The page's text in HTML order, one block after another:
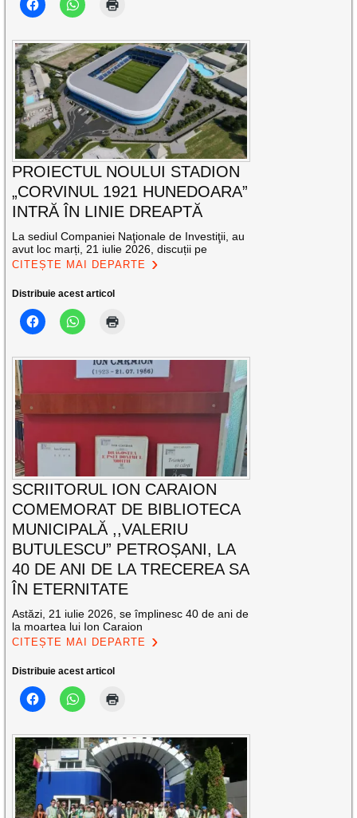
PROIECTUL NOULUI STADION
„CORVINUL 1921 HUNEDOARA”
INTRĂ ÎN LINIE DREAPTĂ
La sediul Companiei Naţionale de Investiţii, au
avut loc marți, 21 iulie 2026, discuții pe
CITEȘTE MAI DEPARTE
Distribuie acest articol
SCRIITORUL ION CARAION
COMEMORAT DE BIBLIOTECA
MUNICIPALĂ ,,VALERIU
BUTULESCU” PETROȘANI, LA
40 DE ANI DE LA TRECEREA SA
ÎN ETERNITATE
Astăzi, 21 iulie 2026, se împlinesc 40 de ani de
la moartea lui Ion Caraion
CITEȘTE MAI DEPARTE
Distribuie acest articol